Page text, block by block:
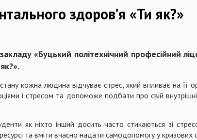
здоров’я «Ти як?»
«Буцький політехнічний професійний
кожна людина відчуває стрес, який впливає на її
і стресом та допоможе подбати про свій
як ніхто інший досить часто стикаються зі
та вміти вчасно надати самодопомогу у кризових